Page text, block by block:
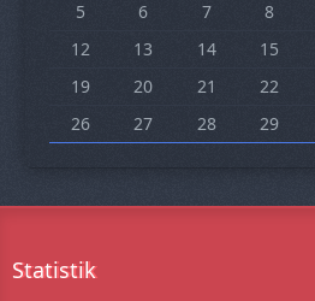
5
6 7 8
12
13 14 15
19
20 21 22
26
27 28 29
Statistik